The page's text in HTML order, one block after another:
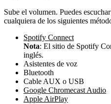
Sube el volumen. Puedes
cualquiera de los siguientes
Spotify Connect
Nota: El sitio de Spotify
inglés.
Asistentes de voz
Bluetooth
Cable AUX o USB
Google Chromecast Audio
Apple AirPlay